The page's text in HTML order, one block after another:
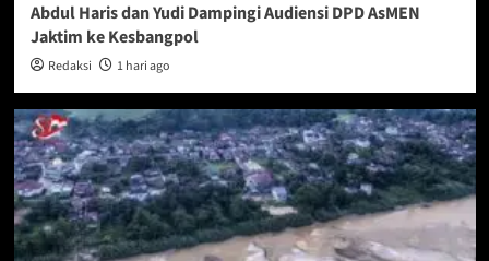
Abdul Haris dan Yudi Dampingi Audiensi DPD AsMEN
Jaktim ke Kesbangpol
Redaksi 1 hari ago